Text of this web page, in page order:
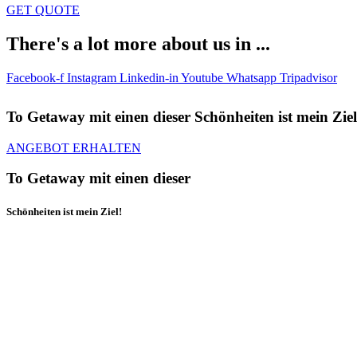
GET QUOTE
There's a lot more about us in ...
Facebook-f Instagram Linkedin-in Youtube Whatsapp Tripadvisor
To Getaway mit einen dieser Schönheiten ist mein
ANGEBOT ERHALTEN
To Getaway mit einen dieser
Schönheiten ist mein Ziel!